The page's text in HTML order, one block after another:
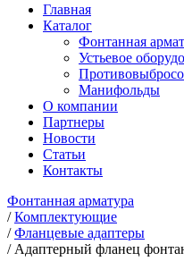
Главная
Каталог
Фонтанная
Устьевое
Манифольды
О компании
Партнеры
Новости
Статьи
Контакты
Фонтанная арматура
/Комплектующие
/Фланцевые адаптеры
/ Адаптерный фланец